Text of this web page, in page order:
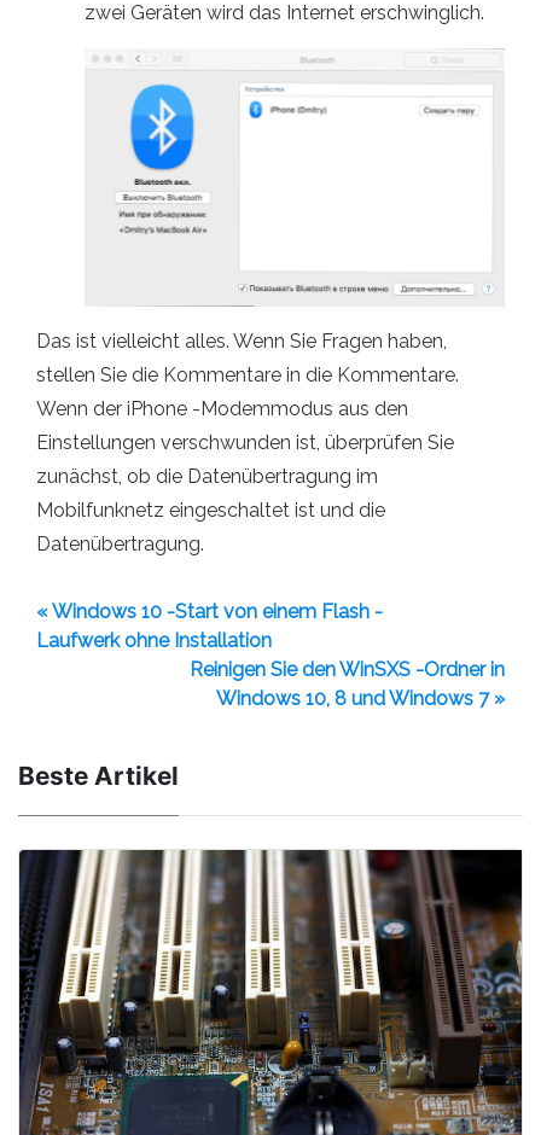
zwei Geräten wird das Internet erschwinglich.
Das ist vielleicht alles. Wenn Sie Fragen haben,
stellen Sie die Kommentare in die Kommentare.
Wenn der iPhone -Modemmodus aus den
Einstellungen verschwunden ist, überprüfen Sie
zunächst, ob die Datenübertragung im
Mobilfunknetz eingeschaltet ist und die
Datenübertragung.
« Windows 10 -Start von einem Flash -
Laufwerk ohne Installation
Reinigen Sie den WinSXS -Ordner in
Windows 10, 8 und Windows 7 »
Beste Artikel